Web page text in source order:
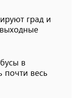
град и
в
почти весь